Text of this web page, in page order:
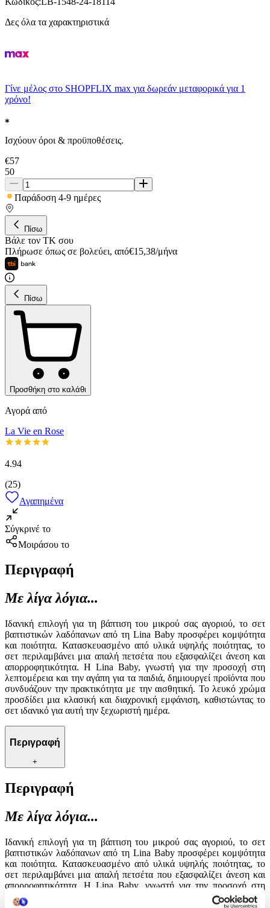
Δες όλα τα χαρακτηριστικά
Γίνε μέλος στο SHOPFLIX max για δωρεάν μεταφορικά για 1
χρόνο!
Ισχύουν όροι & προϋποθέσεις.
€57
50
Παράδοση 4-9 ημέρες
Πίσω
Βάλε τον ΤΚ σου
Πλήρωσε όπως σε βολεύει, από€15,38/μήνα
Πίσω
Προσθήκη στο καλάθι
Αγορά από
La Vie en Rose
4.94
(25)
Αγαπημένα
Σύγκρινέ το
Μοιράσου το
Περιγραφή
Με λίγα λόγια...
Ιδανική επιλογή για τη βάπτιση του μικρού σας αγοριού, το σετ
βαπτιστικών λαδόπανων από τη Lina Baby προσφέρει κομψότητα
και ποιότητα. Κατασκευασμένο από υλικά υψηλής ποιότητας, το
σετ περιλαμβάνει μια απαλή πετσέτα που εξασφαλίζει άνεση και
απορροφητικότητα. Η Lina Baby, γνωστή για την προσοχή στη
λεπτομέρεια και την αγάπη για τα παιδιά, δημιουργεί προϊόντα που
συνδυάζουν την πρακτικότητα με την αισθητική. Το λευκό χρώμα
προσδίδει μια κλασική και διαχρονική εμφάνιση, καθιστώντας το
σετ ιδανικό για αυτή την ξεχωριστή ημέρα.
Περιγραφή
+
Περιγραφή
Με λίγα λόγια...
Ιδανική επιλογή για τη βάπτιση του μικρού σας αγοριού, το σετ
βαπτιστικών λαδόπανων από τη Lina Baby προσφέρει κομψότητα
και ποιότητα. Κατασκευασμένο από υλικά υψηλής ποιότητας, το
σετ περιλαμβάνει μια απαλή πετσέτα που εξασφαλίζει άνεση και
απορροφητικότητα. Η Lina Baby, γνωστή για την προσοχή στη
λεπτομέρεια και την αγάπη για τα παιδιά, δημιουργεί προϊόντα που